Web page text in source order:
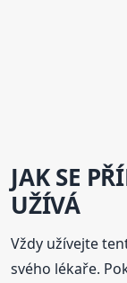
JAK SE
UŽÍVÁ
Vždy užívejte
svého lékaře.